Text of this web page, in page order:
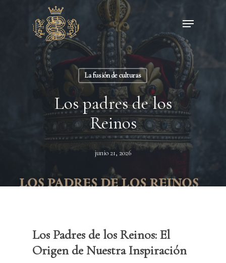
Menu
La fusión de culturas
Los padres de los
Reinos
junio 21, 2026
Los Padres de los Reinos: El
Origen de Nuestra Inspiración